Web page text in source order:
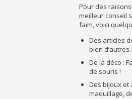
Pour des
meilleur conseil
faim, voici
Des articles
bien
De la déco :
de souris !
Des bijoux et
maquillage,